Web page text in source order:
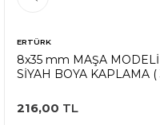
ERTÜRK
8x35 mm MAŞA
SİYAH BOYA KAPLAMA (
216,00 TL